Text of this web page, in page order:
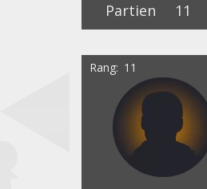
Partien
11
Rang 11